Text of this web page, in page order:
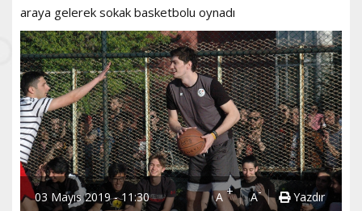
araya gelerek sokak basketbolu oynadı
03 Mayıs 2019 - 11:30 A + A- Yazdır